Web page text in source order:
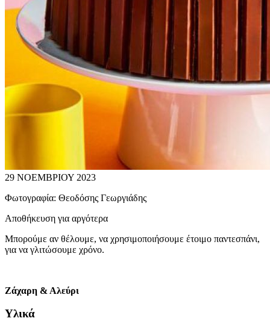
29 ΝΟΕΜΒΡΙΟΥ 2023
Φωτογραφία: Θεοδόσης Γεωργιάδης
Αποθήκευση για αργότερα
Μπορούμε αν θέλουμε, να χρησιμοποιήσουμε έτοιμο παντεσπάνι,
για να γλιτώσουμε χρόνο.
Ζάχαρη & Αλεύρι
Υλικά